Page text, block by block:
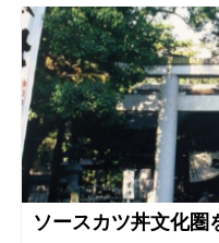
ソースカツ丼文化圏